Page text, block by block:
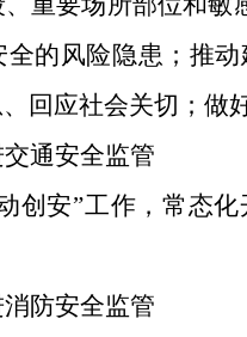
的风险隐患；推
回应社会关切；做
通安全监管
创安”工作，常态
防安全监管